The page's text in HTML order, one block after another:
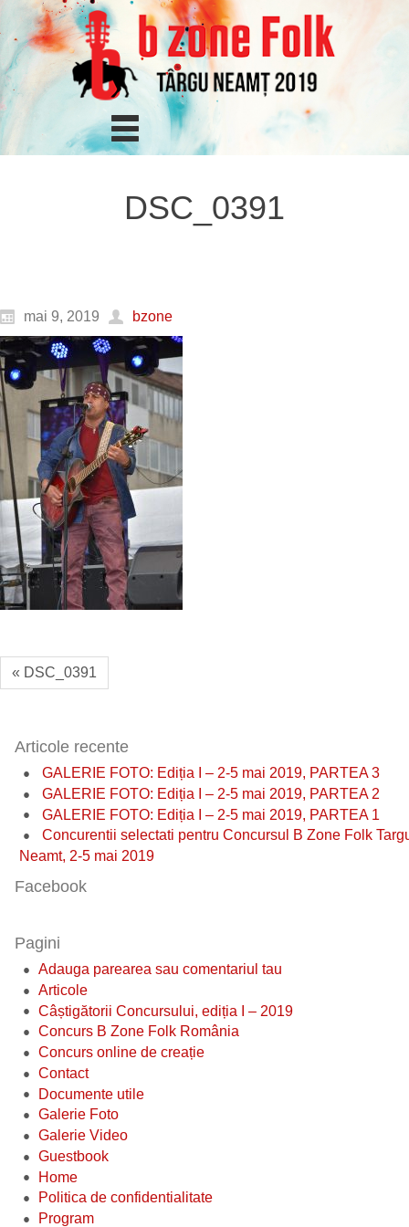
DSC_0391
mai 9, 2019 bzone
« DSC_0391
Articole recente
GALERIE FOTO: Ediția I – 2-5 mai 2019, PARTEA 3
GALERIE FOTO: Ediția I – 2-5 mai 2019, PARTEA 2
GALERIE FOTO: Ediția I – 2-5 mai 2019, PARTEA 1
Concurentii selectati pentru Concursul B Zone Folk
Neamt, 2-5 mai 2019
Facebook
Pagini
Adauga parearea sau comentariul tau
Articole
Câștigătorii Concursului, ediția I – 2019
Concurs B Zone Folk România
Concurs online de creație
Contact
Documente utile
Galerie Foto
Galerie Video
Guestbook
Home
Politica de confidentialitate
Program